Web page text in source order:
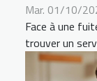
Mar. 01/10/
Face à une
trouver un